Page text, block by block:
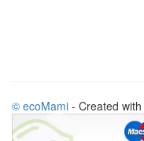
© ecoMami - Created with